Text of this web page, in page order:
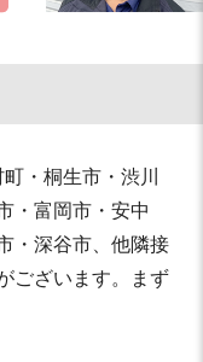
・桐生市・渋川
・富岡市・安中
・深谷市、他隣接
ございます。まず